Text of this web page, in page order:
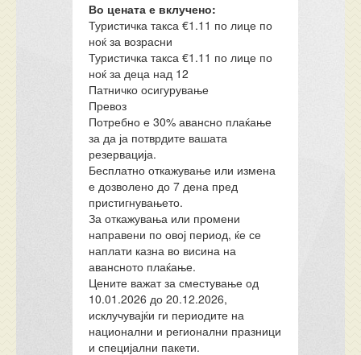
Во цената е вклучено:
Туристичка такса €1.11 по лице по
ноќ за возрасни
Туристичка такса €1.11 по лице по
ноќ за деца над 12
Патничко осигурување
Превоз
Потребно е 30% авансно плаќање
за да ја потврдите вашата
резервација.
Бесплатно откажување или измена
е дозволено до 7 дена пред
пристигнувањето.
За откажувања или промени
направени по овој период, ќе се
наплати казна во висина на
авансното плаќање.
Цените важат за сместување од
10.01.2026 до 20.12.2026,
исклучувајќи ги периодите на
национални и регионални празници
и специјални пакети.